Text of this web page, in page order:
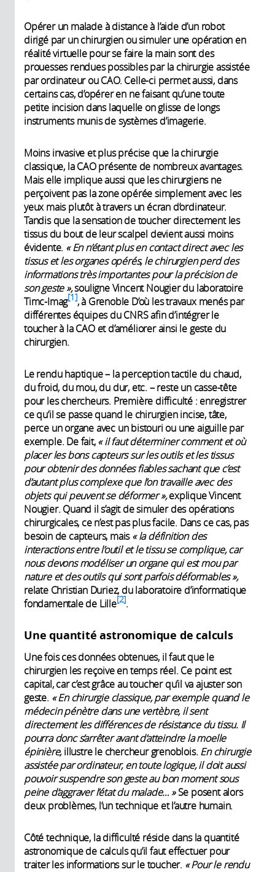
Opérer un malade à distance à l’aide d’un robot
dirigé par un chirurgien ou simuler une opération en
réalité virtuelle pour se faire la main sont des
prouesses rendues possibles par la chirurgie assistée
par ordinateur ou CAO. Celle-ci permet aussi, dans
certains cas, d’opérer en ne faisant qu’une toute
petite incision dans laquelle on glisse de longs
instruments munis de systèmes d’imagerie.
Moins invasive et plus précise que la chirurgie
classique, la CAO présente de nombreux avantages.
Mais elle implique aussi que les chirurgiens ne
perçoivent pas la zone opérée simplement avec les
yeux mais plutôt à travers un écran d’ordinateur.
Tandis que la sensation de toucher directement les
tissus du bout de leur scalpel devient aussi moins
évidente. « En n’étant plus en contact direct avec les
tissus et les organes opérés, le chirurgien perd des
informations très importantes pour la précision de
son geste »,souligne Vincent Nougier du laboratoire
Timc-Imag 1 , à Grenoble D’où les travaux menés par
différentes équipes du CNRS afin d’intégrer le
toucher à la CAO et d’améliorer ainsi le geste du
chirurgien.
Le rendu haptique – la perception tactile du chaud,
du froid, du mou, du dur, etc. – reste un casse-tête
pour les chercheurs. Première difficulté : enregistrer
ce qu’il se passe quand le chirurgien incise, tâte,
perce un organe avec un bistouri ou une aiguille par
exemple. De fait,« il faut déterminer comment et où
placer les bons capteurs sur les outils et les tissus
pour obtenir des données fiables sachant que c’est
d’autant plus complexe que l’on travaille avec des
objets qui peuvent se déformer »,explique Vincent
Nougier. Quand il s’agit de simuler des opérations
chirurgicales, ce n’est pas plus facile. Dans ce cas, pas
besoin de capteurs, mais« la définition des
interactions entre l’outil et le tissu se complique, car
nous devons modéliser un organe qui est mou par
nature et des outils qui sont parfois déformables »,
relate Christian Duriez, du laboratoire d’informatique
fondamentale de Lille 2 .
Une quantité astronomique de calculs
Une fois ces données obtenues, il faut que le
chirurgien les reçoive en temps réel. Ce point est
capital, car c’est grâce au toucher qu’il va ajuster son
geste. « En chirurgie classique, par exemple quand le
médecin pénètre dans une vertèbre, il sent
directement les différences de résistance du tissu. Il
pourra donc s’arrêter avant d’atteindre la moelle
épinière,illustre le chercheur grenoblois. En chirurgie
assistée par ordinateur, en toute logique, il doit aussi
pouvoir suspendre son geste au bon moment sous
peine d’aggraver l’état du malade… »Se posent alors
deux problèmes, l’un technique et l’autre humain.
Côté technique, la difficulté réside dans la quantité
astronomique de calculs qu’il faut effectuer pour
traiter les informations sur le toucher. « Pour le rendu